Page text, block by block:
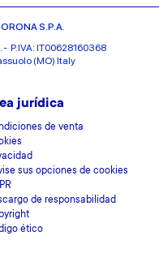
S.P.A.
- P.IVA: IT00628160368
(MO) Italy
jurídica
de venta
sus opciones de cookies
de responsabilidad
ético